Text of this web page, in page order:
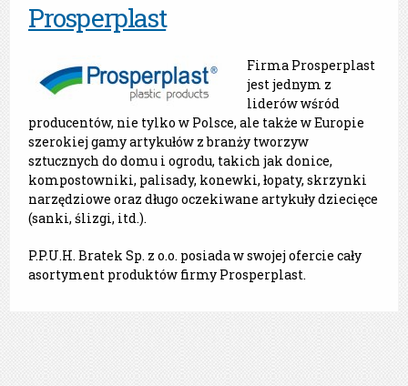
Prosperplast
Firma Prosperplast
jest jednym z
liderów wśród
producentów, nie tylko w Polsce, ale także w Europie
szerokiej gamy artykułów z branży tworzyw
sztucznych do domu i ogrodu, takich jak donice,
kompostowniki, palisady, konewki, łopaty, skrzynki
narzędziowe oraz długo oczekiwane artykuły dziecięce
(sanki, ślizgi, itd.).
P.P.U.H. Bratek Sp. z o.o. posiada w swojej ofercie cały
asortyment produktów firmy Prosperplast.